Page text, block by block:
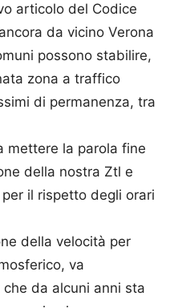
articolo del Codice
da vicino Verona
possono stabilire,
zona a traffico
di permanenza, tra
mettere la parola fine
della nostra Ztl e
il rispetto degli orari
della velocità per
va
che da alcuni anni sta